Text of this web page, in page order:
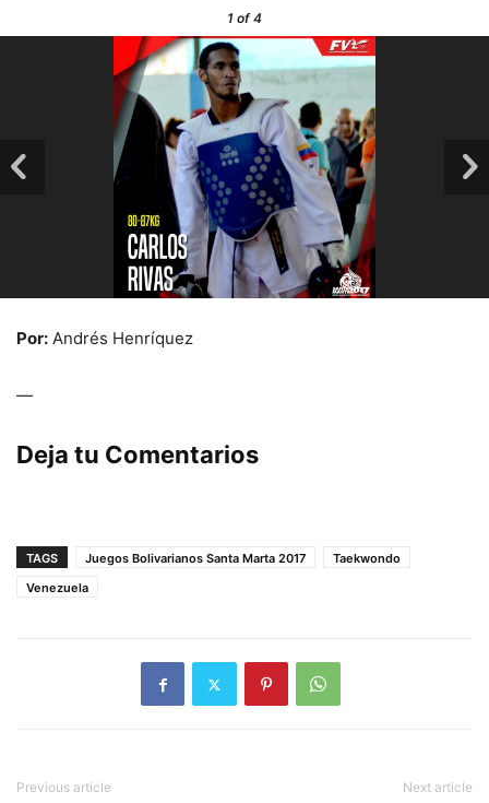
1 of 4
Por: Andrés Henríquez
—
Deja tu Comentarios
TAGS Juegos Bolivarianos Santa Marta 2017
Taekwondo
Venezuela
Previous article Next article